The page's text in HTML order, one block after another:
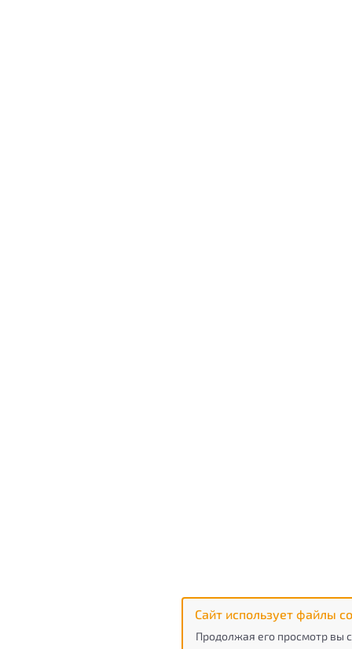
Сайт использует файлы
Продолжая его просмотр вы